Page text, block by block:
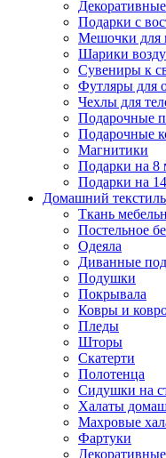
Подарки с
Мешочки для
Шарики
Сувениры к
Футляры для
Чехлы для
Подарочные
Подарочные
Магнитики
Подарки на 8
Подарки на
Домашний текстиль
Ткань
Постельное
Одеяла
Диванные
Подушки
Покрывала
Ковры и
Пледы
Шторы
Скатерти
Полотенца
Сидушки на
Халаты
Махровые
Фартуки